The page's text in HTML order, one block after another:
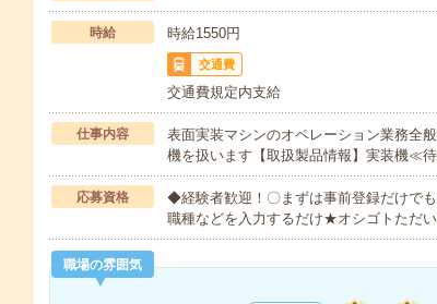
時給 時給1550円
交通費
交通費規定内支給
仕事内容
表面実装マシンのオペレーション業務全
機を扱います【取扱製品情報】実装機≪
応募資格
◆経験者歓迎！〇まずは事前登録だけで
職種などを入力するだけ★オシゴトただ
職場の雰囲気